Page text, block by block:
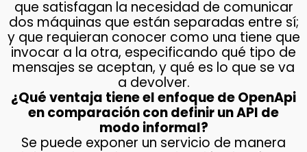
que satisfagan la necesidad de comunicar
dos máquinas que están separadas entre sí;
y que requieran conocer como una tiene que
invocar a la otra, especificando qué tipo de
mensajes se aceptan, y qué es lo que se va
a devolver.
¿Qué ventaja tiene el enfoque de OpenApi
en comparación con definir un API de
modo informal?
Se puede exponer un servicio de manera